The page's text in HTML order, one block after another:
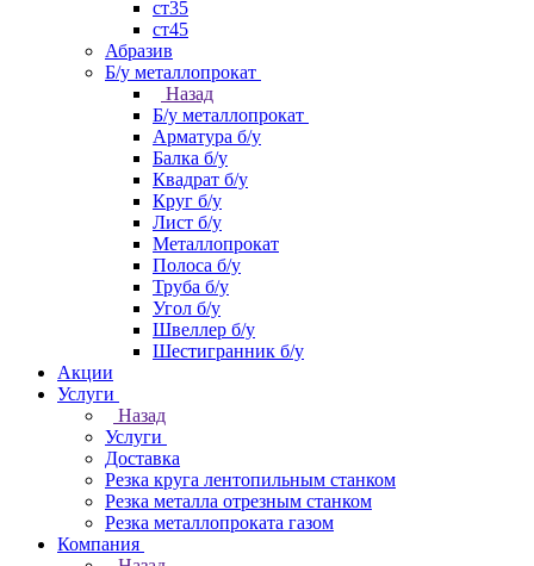
ст35
ст45
Абразив
Б/у металлопрокат
Назад
Б/у металлопрокат
Арматура б/у
Балка б/у
Квадрат б/у
Круг б/у
Лист б/у
Металлопрокат
Полоса б/у
Труба б/у
Угол б/у
Швеллер б/у
Шестигранник б/у
Акции
Услуги
Назад
Услуги
Доставка
Резка круга лентопильным станком
Резка металла отрезным станком
Резка металлопроката газом
Компания